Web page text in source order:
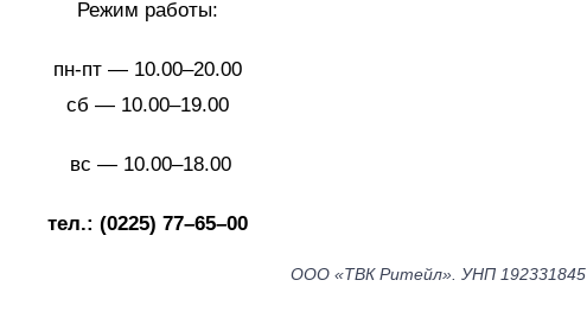
Режим работы:
пн-пт — 10.00–20.00
сб — 10.00–19.00
вс — 10.00–18.00
тел.: (0225) 77–65–00
ООО «ТВК Ритейл». УНП 192331845